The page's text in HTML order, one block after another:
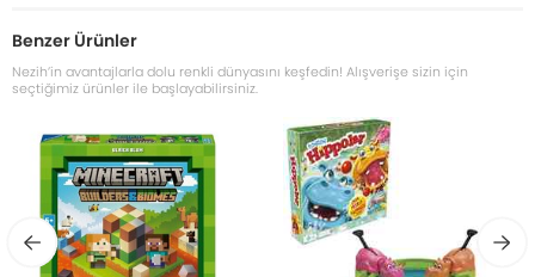
Benzer Ürünler
Nezih’in avantajlarla dolu renkli dünyasını keşfedin! Alışverişe sizin için
seçtiğimiz ürünler ile başlayabilirsiniz.